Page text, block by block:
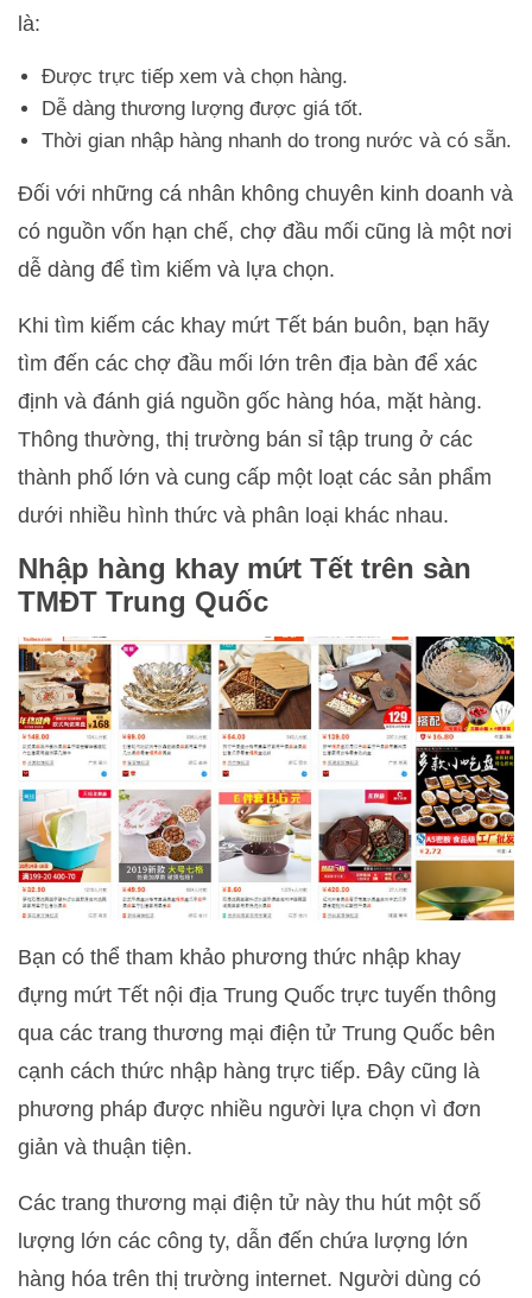
là:
Được trực tiếp xem và chọn hàng.
Dễ dàng thương lượng được giá tốt.
Thời gian nhập hàng nhanh do trong nước và có sẵn.
Đối với những cá nhân không chuyên kinh doanh và
có nguồn vốn hạn chế, chợ đầu mối cũng là một nơi
dễ dàng để tìm kiếm và lựa chọn.
Khi tìm kiếm các khay mứt Tết bán buôn, bạn hãy
tìm đến các chợ đầu mối lớn trên địa bàn để xác
định và đánh giá nguồn gốc hàng hóa, mặt hàng.
Thông thường, thị trường bán sỉ tập trung ở các
thành phố lớn và cung cấp một loạt các sản phẩm
dưới nhiều hình thức và phân loại khác nhau.
Nhập hàng khay mứt Tết trên sàn
TMĐT Trung Quốc
Bạn có thể tham khảo phương thức nhập khay
đựng mứt Tết nội địa Trung Quốc trực tuyến thông
qua các trang thương mại điện tử Trung Quốc bên
cạnh cách thức nhập hàng trực tiếp. Đây cũng là
phương pháp được nhiều người lựa chọn vì đơn
giản và thuận tiện.
Các trang thương mại điện tử này thu hút một số
lượng lớn các công ty, dẫn đến chứa lượng lớn
hàng hóa trên thị trường internet. Người dùng có